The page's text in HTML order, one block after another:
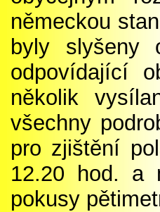
německou
byly slyšeny
odpovídající
několik
všechny
pro zjištění
12.20 hod. a
pokusy